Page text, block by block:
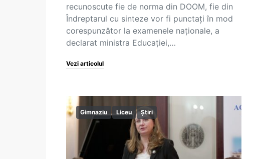
recunoscute fie de norma din DOOM, fie din
Îndreptarul cu sinteze vor fi punctați în mod
corespunzător la examenele naționale, a
declarat ministra Educației,…
Vezi articolul
Gimnaziu Liceu Știri